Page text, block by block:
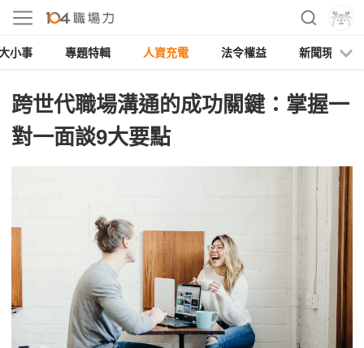
小事 專題特輯 人資充電 法令權益 新聞現場
跨世代職場溝通的成功關鍵：掌握一
對一面談9大要點